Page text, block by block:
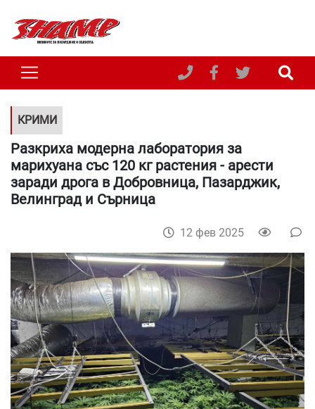
КРИМИ
Разкриха модерна лаборатория за
марихуана със 120 кг растения - арести
заради дрога в Добровница, Пазарджик,
Велинград и Сърница
12 фев 2025